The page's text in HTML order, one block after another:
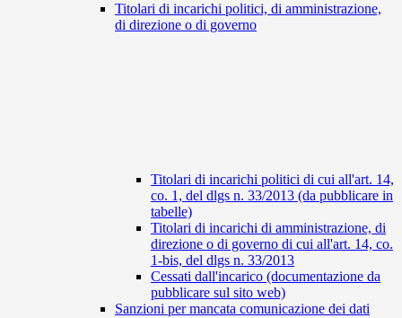
Titolari di incarichi politici, di amministrazione,
di direzione o di governo
Titolari di incarichi politici di cui all'art. 14,
co. 1, del dlgs n. 33/2013 (da pubblicare in
tabelle)
Titolari di incarichi di amministrazione, di
direzione o di governo di cui all'art. 14, co.
1-bis, del dlgs n. 33/2013
Cessati dall'incarico (documentazione da
pubblicare sul sito web)
Sanzioni per mancata comunicazione dei dati